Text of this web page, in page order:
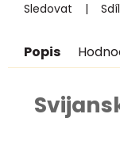
Sledovat
Popis